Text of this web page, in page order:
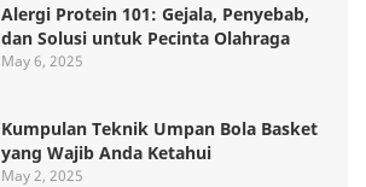
Alergi Protein 101: Gejala, Penyebab,
dan Solusi untuk Pecinta Olahraga
May 6, 2025
Kumpulan Teknik Umpan Bola Basket
yang Wajib Anda Ketahui
May 2, 2025